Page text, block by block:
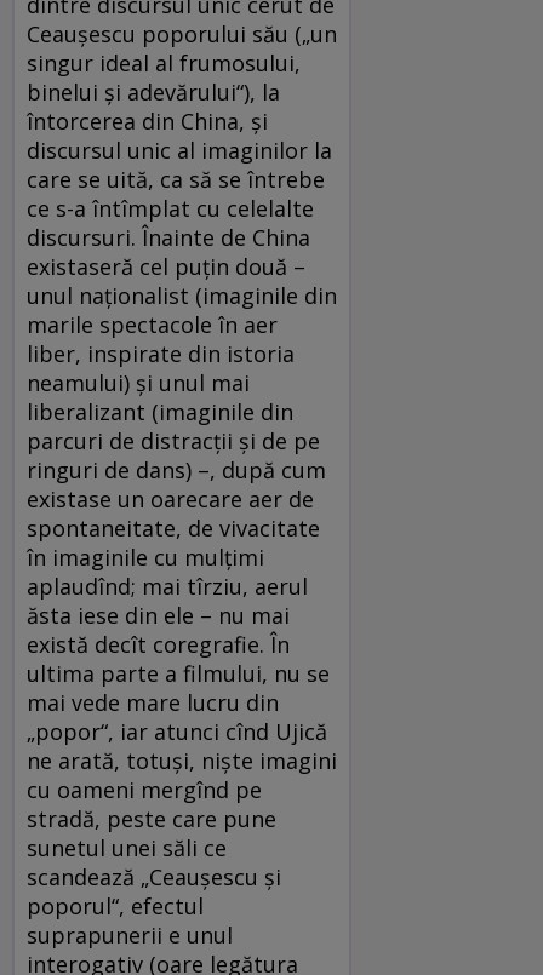
Ceauşescu poporului său („un
singur ideal al frumosului,
binelui şi adevărului“), la
întorcerea din China, şi
discursul unic al imaginilor la
care se uită, ca să se întrebe
ce s-a întîmplat cu celelalte
discursuri. Înainte de China
existaseră cel puţin două –
unul naţionalist (imaginile din
marile spectacole în aer
liber, inspirate din istoria
neamului) şi unul mai
liberalizant (imaginile din
parcuri de distracţii şi de pe
ringuri de dans) –, după cum
existase un oarecare aer de
spontaneitate, de vivacitate
în imaginile cu mulţimi
aplaudînd; mai tîrziu, aerul
ăsta iese din ele – nu mai
există decît coregrafie. În
ultima parte a filmului, nu se
mai vede mare lucru din
„popor“, iar atunci cînd Ujică
ne arată, totuşi, nişte imagini
cu oameni mergînd pe
stradă, peste care pune
sunetul unei săli ce
scandează „Ceauşescu şi
poporul“, efectul
suprapunerii e unul
interogativ (oare legătura